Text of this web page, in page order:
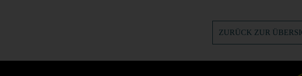
ZURÜCK ZUR